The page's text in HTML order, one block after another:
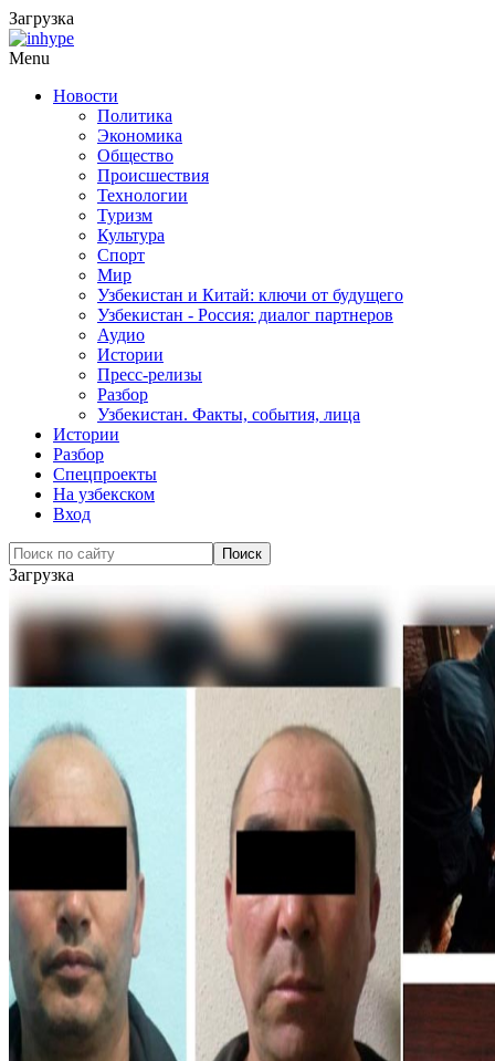
Загрузка
Menu
Новости
Политика
Экономика
Общество
Происшествия
Технологии
Туризм
Культура
Спорт
Мир
Узбекистан и Китай: ключи от будущего
Узбекистан - Россия: диалог партнеров
Аудио
Истории
Пресс-релизы
Разбор
Узбекистан. Факты, события, лица
Истории
Разбор
Спецпроекты
На узбекском
Вход
Загрузка